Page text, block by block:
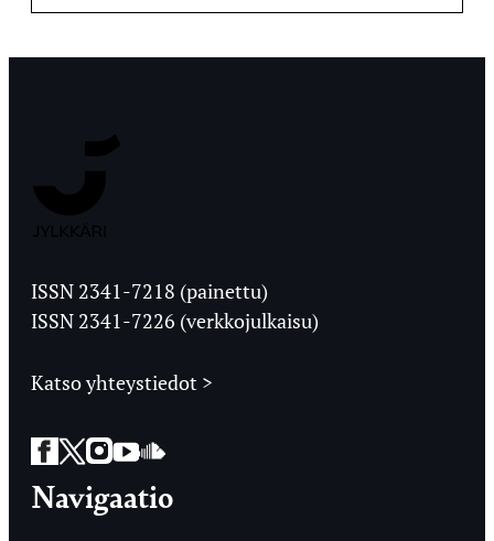
Ylioppilaslehti
ISSN 2341-7218 (painettu)
ISSN 2341-7226 (verkkojulkaisu)
Katso yhteystiedot >
Facebook
Twitter
Instagram
YouTube
SoundCloud
Navigaatio